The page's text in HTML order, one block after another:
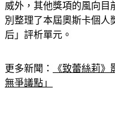
威外，其他獎項的風向目
別整理了本屆奧斯卡個人
后」評析單元。
更多新聞：
《致蕾絲莉
無爭議點」